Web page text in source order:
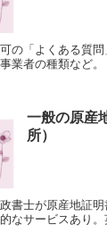
の「よくある質
業者の種類など。
一般の原産
所）
書士が原産地証
なサービスあり。